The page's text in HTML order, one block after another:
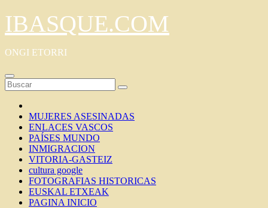
Saltar
contenido
IBASQUE.COM
ONGI ETORRI
MUJERES ASESINADAS
ENLACES VASCOS
PAÍSES MUNDO
INMIGRACION
VITORIA-GASTEIZ
cultura google
FOTOGRAFIAS HISTORICAS
EUSKAL ETXEAK
PAGINA INICIO